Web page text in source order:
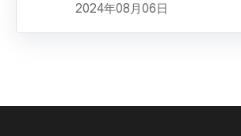
2024年08月06日